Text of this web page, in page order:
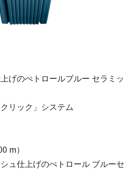
げのぺトロールブルー セラミッ
リック」システム
m）
ュ仕上げのぺトロール ブルーセ